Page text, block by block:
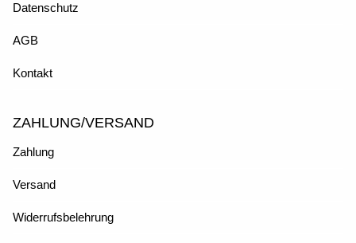
Datenschutz
AGB
Kontakt
ZAHLUNG/VERSAND
Zahlung
Versand
Widerrufsbelehrung